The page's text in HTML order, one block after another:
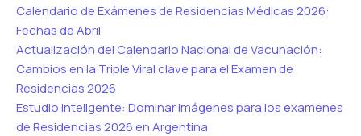
Calendario de Exámenes de Residencias Médicas 2026:
Fechas de Abril
Actualización del Calendario Nacional de Vacunación:
Cambios en la Triple Viral clave para el Examen de
Residencias 2026
Estudio Inteligente: Dominar Imágenes para los examenes
de Residencias 2026 en Argentina